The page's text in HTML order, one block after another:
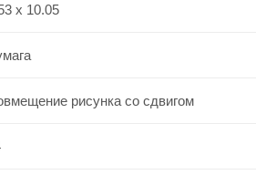
x 10.05
рисунка со сдвигом